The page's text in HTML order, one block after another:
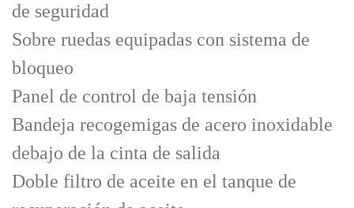
de seguridad
Sobre ruedas equipadas con sistema de
bloqueo
Panel de control de baja tensión
Bandeja recogemigas de acero inoxidable
debajo de la cinta de salida
Doble filtro de aceite en el tanque de